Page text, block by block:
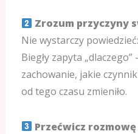
Zrozum przyczyny
Nie wystarczy powiedzieć:
Biegły zapyta
zachowanie, jakie
od tego czasu zmieniło.
Przećwicz